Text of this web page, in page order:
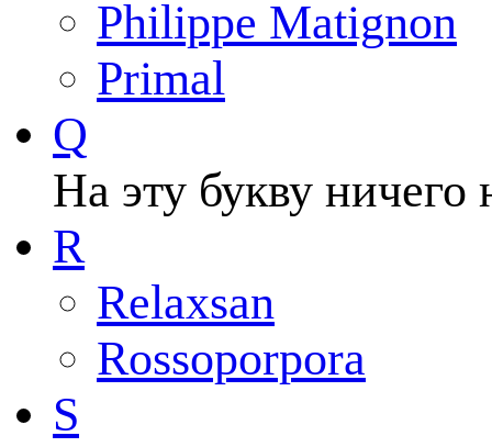
Philippe Matignon
Primal
Q
На эту букву ничего
R
Relaxsan
Rossoporpora
S